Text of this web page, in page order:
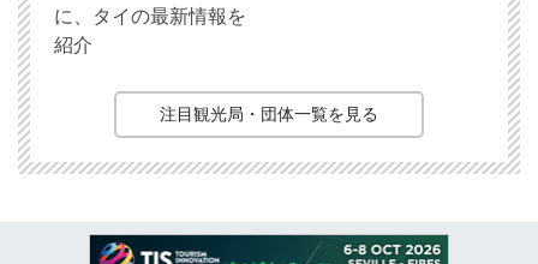
に、タイの最新情報を
紹介
注目観光局・団体一覧を見る